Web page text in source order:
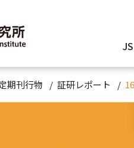
期刊行物 証研レポート